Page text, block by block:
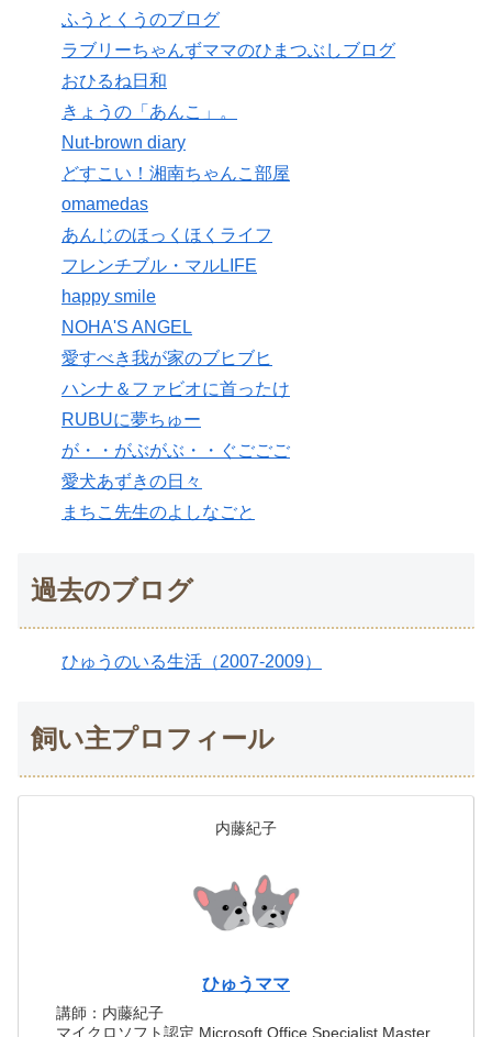
ふうとくうのブログ
ラブリーちゃんずママのひまつぶしブログ
おひるね日和
きょうの「あんこ」。
Nut-brown diary
どすこい！湘南ちゃんこ部屋
omamedas
あんじのほっくほくライフ
フレンチブル・マルLIFE
happy smile
NOHA'S ANGEL
愛すべき我が家のブヒブヒ
ハンナ＆ファビオに首ったけ
RUBUに夢ちゅー
が・・がぶがぶ・・ぐごごご
愛犬あずきの日々
まちこ先生のよしなごと
過去のブログ
ひゅうのいる生活（2007-2009）
飼い主プロフィール
内藤紀子
ひゅうママ
講師：内藤紀子
マイクロソフト認定 Microsoft Office Specialist Master